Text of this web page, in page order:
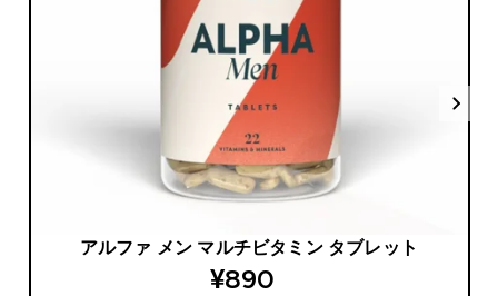
アルファ メン マルチビタミン タブレット
discounted price
¥890‎